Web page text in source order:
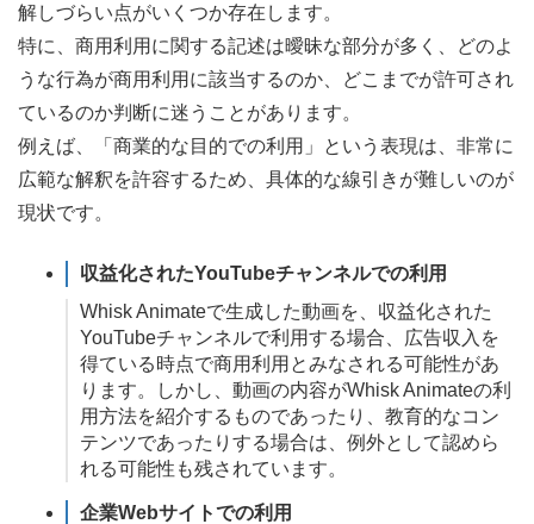
解しづらい点がいくつか存在します。
特に、商用利用に関する記述は曖昧な部分が多く、どのよ
うな行為が商用利用に該当するのか、どこまでが許可され
ているのか判断に迷うことがあります。
例えば、「商業的な目的での利用」という表現は、非常に
広範な解釈を許容するため、具体的な線引きが難しいのが
現状です。
収益化されたYouTubeチャンネルでの利用
Whisk Animateで生成した動画を、収益化された
YouTubeチャンネルで利用する場合、広告収入を
得ている時点で商用利用とみなされる可能性があ
ります。しかし、動画の内容がWhisk Animateの利
用方法を紹介するものであったり、教育的なコン
テンツであったりする場合は、例外として認めら
れる可能性も残されています。
企業Webサイトでの利用